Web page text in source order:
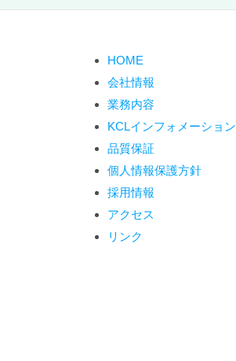
ゲ
シ
ョ
ン
HOME
会社情報
業務内容
KCLインフォメーション
品質保証
個人情報保護方針
採用情報
アクセス
リンク